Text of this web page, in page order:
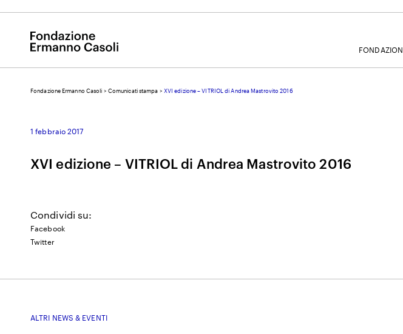
Fondazione Ermanno Casoli > Comunicati stampa > XVI edizione – VITRIOL di Andrea Mastrovito 2016
1 febbraio 2017
XVI edizione – VITRIOL di Andrea Mastrovito 2016
Condividi su:
Facebook
Twitter
ALTRI NEWS & EVENTI